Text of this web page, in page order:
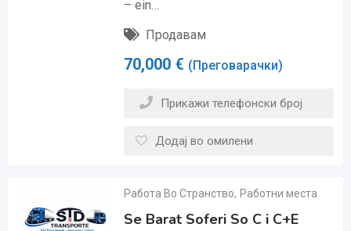
– ein…
Продавам
70,000 € (Преговарачки)
Прикажи телефонски број
Додај во омилени
Работа Во Странство, Работни места
Se Barat Soferi So C i C+E